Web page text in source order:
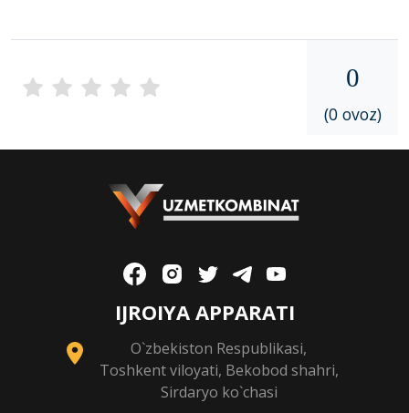
0
(0 ovoz)
IJROIYA APPARATI
O`zbekiston Respublikasi,
Toshkent viloyati, Bekobod shahri,
Sirdaryo ko`chasi